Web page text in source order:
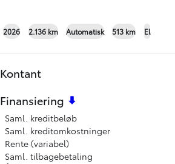
2026 2.136 km Automatisk 513 km El
Kontant
Finansiering
Saml. kreditbeløb
Saml. kreditomkostninger
Rente (variabel)
Saml. tilbagebetaling